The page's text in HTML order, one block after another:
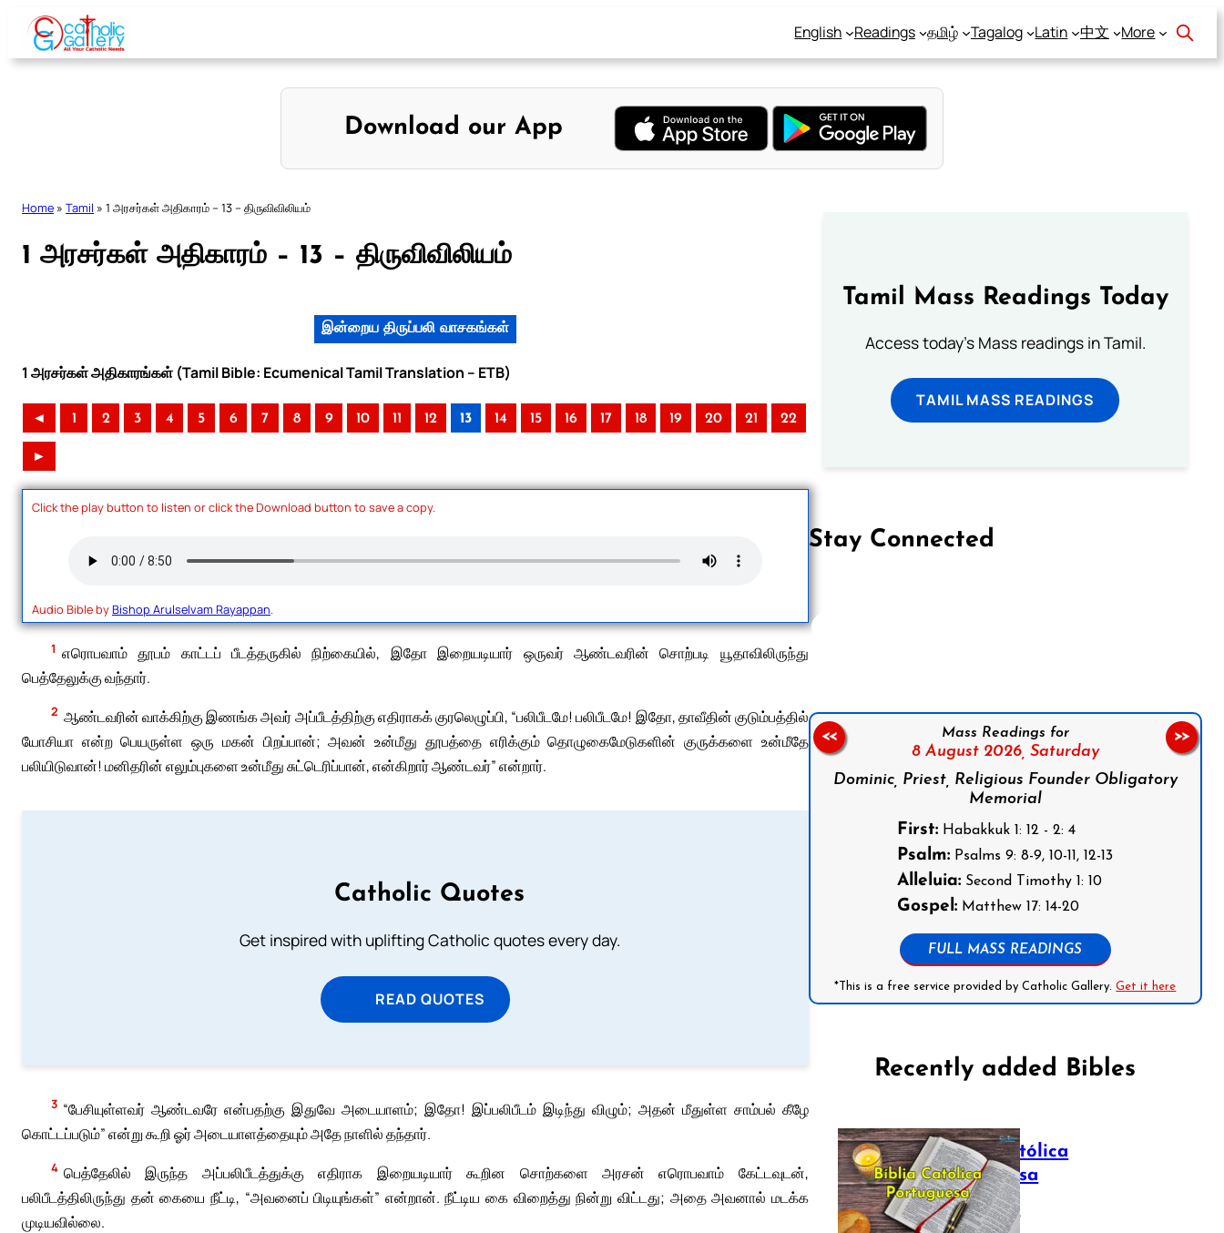
Skip
content
English Readings தமிழ் Tagalog Latin 中文 More
Download our App
Home » Tamil » 1 அரசர்கள் அதிகாரம் – 13 – திருவிவிலியம்
1 அரசர்கள் அதிகாரம் – 13 – திருவிவிலியம்
இன்றைய திருப்பலி வாசகங்கள்
1 அரசர்கள் அதிகாரங்கள் (Tamil Bible: Ecumenical Tamil Translation – ETB)
◄ 1 2 3 4 5 6 7 8 9 10 11 12 13 14 15 16 17 18 19 20 21 22
►
Click the play button to listen or click the Download button to save a copy.
Audio Bible byBishop Arulselvam Rayappan.
1 எரொபவாம் தூபம் காட்டப் பீடத்தருகில் நிற்கையில், இதோ இறையடியார் ஒருவர் ஆண்டவரின் சொற்படி யூதாவிலிருந்து
பெத்தேலுக்கு வந்தார்.
2 ஆண்டவரின் வாக்கிற்கு இணங்க அவர் அப்பீடத்திற்கு எதிராகக் குரலெழுப்பி, “பலிபீடமே! பலிபீடமே! இதோ, தாவீதின் குடும்பத்தில்
யோசியா என்ற பெயருள்ள ஒரு மகன் பிறப்பான்; அவன் உன்மீது தூபத்தை எரிக்கும் தொழுகைமேடுகளின் குருக்களை உன்மீதே
பலியிடுவான்! மனிதரின் எலும்புகளை உன்மீது சுட்டெரிப்பான், என்கிறார் ஆண்டவர்” என்றார்.
Catholic Quotes
Get inspired with uplifting Catholic quotes every day.
READ QUOTES
3 “பேசியுள்ளவர் ஆண்டவரே என்பதற்கு இதுவே அடையாளம்; இதோ! இப்பலிபீடம் இடிந்து விழும்; அதன் மீதுள்ள சாம்பல் கீழே
கொட்டப்படும்” என்று கூறி ஓர் அடையாளத்தையும் அதே நாளில் தந்தார்.
4 பெத்தேலில் இருந்த அப்பலிபீடத்துக்கு எதிராக இறையடியார் கூறின சொற்களை அரசன் எரொபவாம் கேட்டவுடன்,
பலிபீடத்திலிருந்து தன் கையை நீட்டி, “அவனைப் பிடியுங்கள்” என்றான். நீட்டிய கை விறைத்து நின்று விட்டது; அதை அவனால் மடக்க
முடியவில்லை.
Tamil Mass Readings Today
Access today's Mass readings in Tamil.
TAMIL MASS READINGS
Stay Connected
Follow us on Facebook
Mass Readings for
8 August 2026, Saturday
Dominic, Priest, Religious Founder Obligatory
Memorial
First: Habakkuk 1: 12 - 2: 4
Psalm: Psalms 9: 8-9, 10-11, 12-13
Alleluia: Second Timothy 1: 10
Gospel: Matthew 17: 14-20
FULL MASS READINGS
*This is a free service provided by Catholic Gallery.Get it here
<< >>
Recently added Bibles
Bíblia Católica
Portuguesa
July 16, 2025